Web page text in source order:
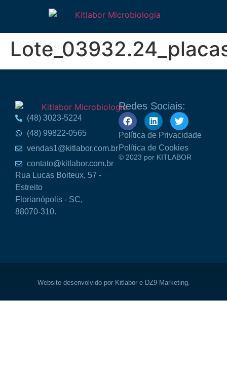
(48) 3023-5224
(48) 99822-0565
vendas1@kitlabor.com.br
contato@kitlabor.com.br
Rua Lucas Boiteux, 57 -
Estreito
Florianópolis - SC,
88070-310.
Redes Sociais:
Política de Privacidade
Política de Cookies
© 2023 por KITLABOR
Website desenvolvido por Kitlabor e DZ9 Marketing.